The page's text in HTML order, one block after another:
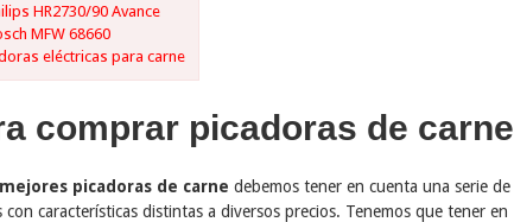
HR2730/90 Avance
MFW 68660
eléctricas para carne
comprar picadoras de carne
picadoras de carne debemos tener en cuenta una serie de
características distintas a diversos precios. Tenemos que tener en